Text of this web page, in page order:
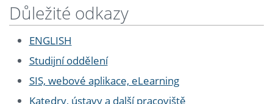
Důležité odkazy
ENGLISH
Studijní oddělení
SIS, webové aplikace, eLearning
Katedry, ústavy a další pracoviště